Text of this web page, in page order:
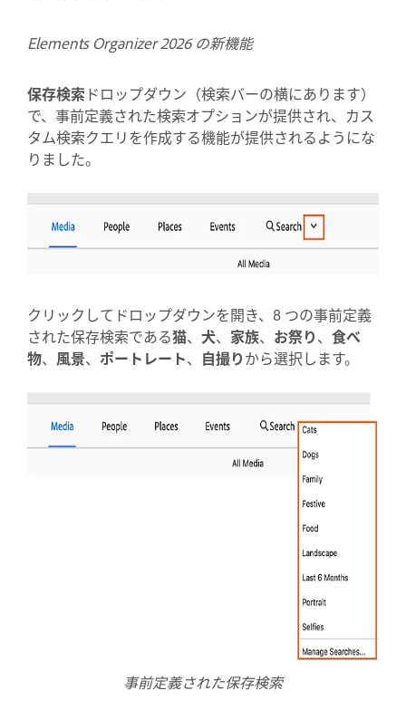
Elements Organizer 2026 の新機能
保存検索 ドロップダウン（検索バーの横にあります）
で、事前定義された検索オプションが提供され、カス
タム検索クエリを作成する機能が提供されるようにな
りました。
クリックしてドロップダウンを開き、8 つの事前定義
された保存検索である猫、 犬、 家族、 お祭り、 食べ
物、 風景、 ポートレート、 自撮りから選択します。
事前定義された保存検索